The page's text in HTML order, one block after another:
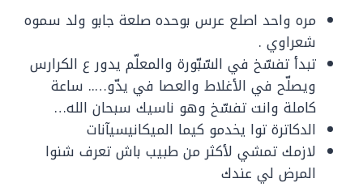
مره واحد اصلع عرس بوحده صلعة جابو ولد سموه
شعراوي .
تبدأ تفسّخ في السّبّورة والمعلّم يدور ع الكرارس
ويصلّح في الأغلاط والعصا في يدّو….. ساعة
كاملة وانت تفسّخ وهو ناسيك سبحان الله…
الدكاترة توا يخدمو كيما الميكانيسيآنات
لازمك تمشي لأكثر من طبيب باش تعرف شنوا
المرض لي عندك